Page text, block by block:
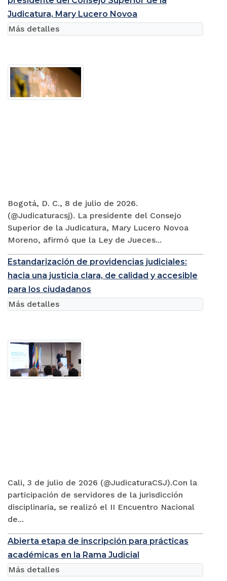
Judicatura, Mary Lucero Novoa
Bogotá, D. C., 8 de julio de 2026.
(@Judicaturacsj). La presidente del Consejo
Superior de la Judicatura, Mary Lucero Novoa
Moreno, afirmó que la Ley de Jueces...
Más detalles
Estandarización de providencias judiciales:
hacia una justicia clara, de calidad y accesible
para los ciudadanos
Cali, 3 de julio de 2026 (@JudicaturaCSJ).Con la
participación de servidores de la jurisdicción
disciplinaria, se realizó el II Encuentro Nacional
de...
Más detalles
Abierta etapa de inscripción para prácticas
académicas en la Rama Judicial
Más detalles